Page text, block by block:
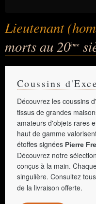
Lieutenant
morts au 20ème
Coussins
Découvrez les coussins
tissus de grandes
amateurs d'objets rares
haut de gamme
étoffes signées Pierre
Découvrez notre
conçus à la main.
singulière. Consultez
de la livraison offerte.